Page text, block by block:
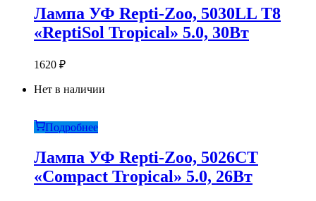
Лампа УФ Repti-Zoo, 5030LL T8
«ReptiSol Tropical» 5.0, 30Вт
1620 ₽
Нет в наличии
Подробнее
Лампа УФ Repti-Zoo, 5026CT
«Compact Tropical» 5.0, 26Вт